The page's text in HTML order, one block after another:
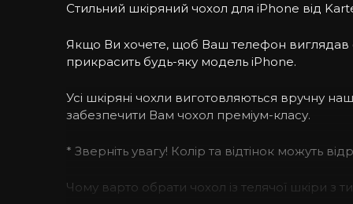
Стильний шкіряний чохол для iPhone від
Якщо Ви хочете, щоб Ваш телефон виглядав
прикрасить будь-яку модель iPhone.
Усі шкіряні чохли виготовляються вручну
забезпечити Вам чохол преміум-класу.
* Зверніть увагу! Колір та відтінок можуть
Чому варто обрати чохол із телячої шкіри з